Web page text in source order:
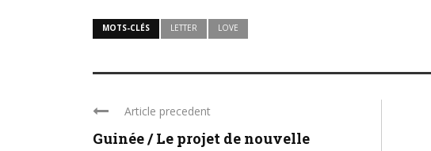
MOTS-CLÉS LETTER LOVE
Article precedent
Guinée / Le projet de nouvelle